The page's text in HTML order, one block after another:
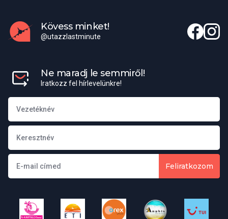
Elérhető külképviseletek
Misszióvezető:Tóth Katalin
Honlap: https://madrid.mfa.gov.hu/
Kövess minket!
@utazzlastminute
Ne maradj le semmiről!
Iratkozz fel hírlevelünkre!
Feliratkozom